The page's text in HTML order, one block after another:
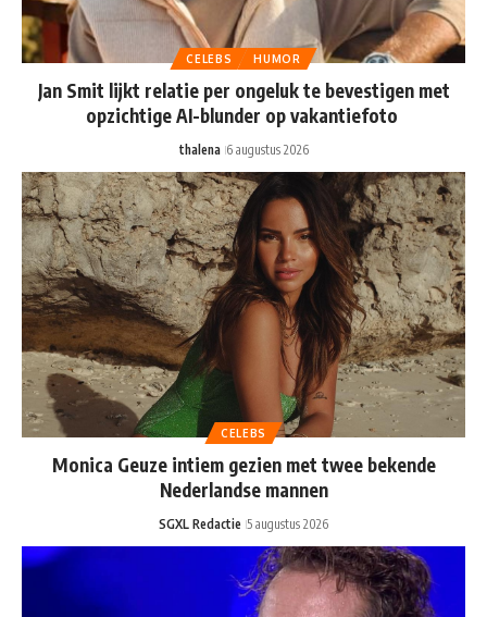
CELEBS HUMOR
Jan Smit lijkt relatie per ongeluk te bevestigen met
opzichtige AI-blunder op vakantiefoto
thalena 6 augustus 2026
CELEBS
Monica Geuze intiem gezien met twee bekende
Nederlandse mannen
SGXL Redactie 5 augustus 2026